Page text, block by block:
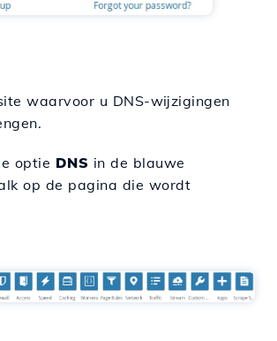
waarvoor u DNS-wijzigingen
optie DNS in de blauwe
op de pagina die wordt